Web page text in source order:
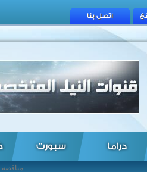
اتصل بنا
دراما سبورت